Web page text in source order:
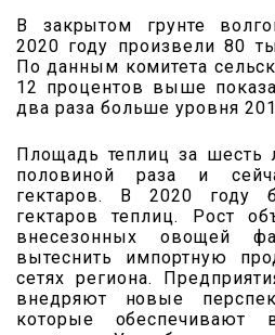
В закрытом грунте
2020 году произвели 80
По данным комитета
12 процентов выше
два раза больше уровня
Площадь теплиц за шесть
половиной раза и
гектаров. В 2020 году
гектаров теплиц. Рост
внесезонных овощей
вытеснить импортную
сетях региона.
внедряют новые
которые обеспечивают